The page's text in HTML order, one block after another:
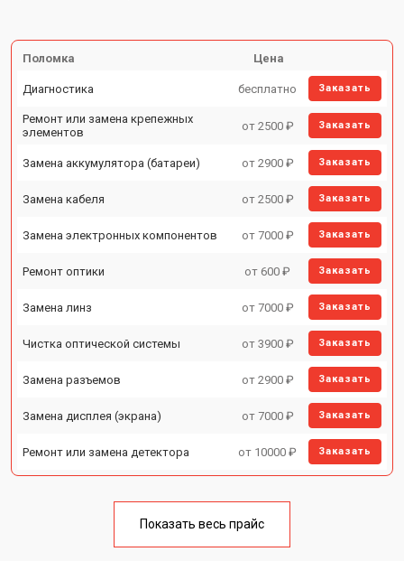
Поломка Цена
Диагностика бесплатно Заказать
Ремонт или замена крепежных
элементов
от 2500 ₽ Заказать
Замена аккумулятора (батареи) от 2900 ₽ Заказать
Замена кабеля от 2500 ₽ Заказать
Замена электронных компонентов от 7000 ₽ Заказать
Ремонт оптики от 600 ₽ Заказать
Замена линз от 7000 ₽ Заказать
Чистка оптической системы от 3900 ₽ Заказать
Замена разъемов от 2900 ₽ Заказать
Замена дисплея (экрана) от 7000 ₽ Заказать
Ремонт или замена детектора от 10000 ₽ Заказать
Показать весь прайс